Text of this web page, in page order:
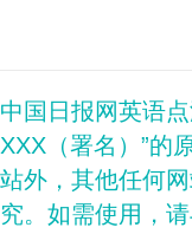
中国日报网英语
XXX（署名）”的
站外，其他任何
究。如需使用，